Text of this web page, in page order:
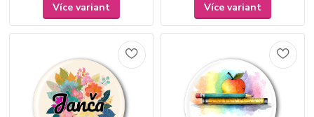
Více variant Více variant